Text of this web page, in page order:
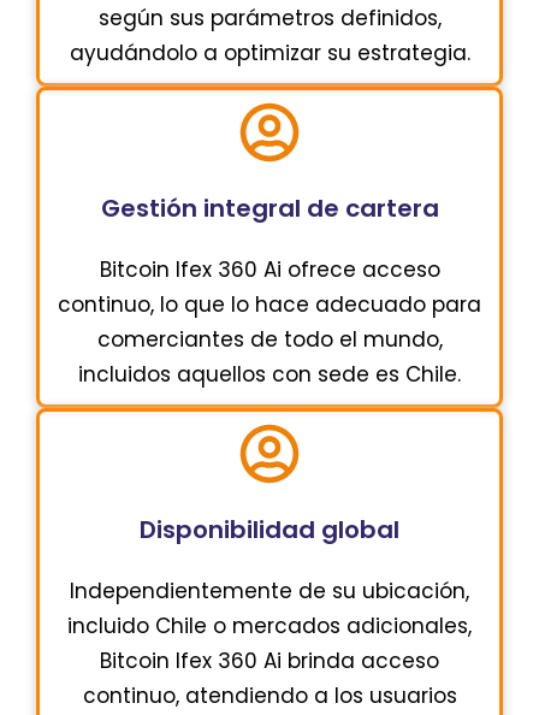
según sus parámetros definidos,
ayudándolo a optimizar su estrategia.
Gestión integral de cartera
Bitcoin Ifex 360 Ai ofrece acceso
continuo, lo que lo hace adecuado para
comerciantes de todo el mundo,
incluidos aquellos con sede es Chile.
Disponibilidad global
Independientemente de su ubicación,
incluido Chile o mercados adicionales,
Bitcoin Ifex 360 Ai brinda acceso
continuo, atendiendo a los usuarios